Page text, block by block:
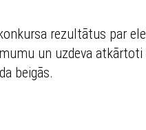
rezultātus par
un uzdeva
beigās.